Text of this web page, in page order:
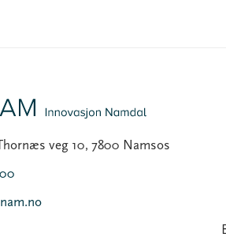
veg 10, 7800 Namsos